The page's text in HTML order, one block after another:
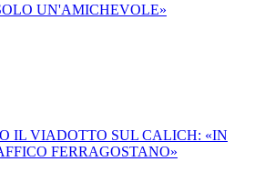
UN'AMICHEVOLE»
IL VIADOTTO SUL CALICH: «IN
FERRAGOSTANO»